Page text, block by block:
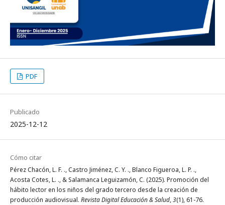
PDF
Publicado
2025-12-12
Cómo citar
Pérez Chacón, L. F. ., Castro Jiménez, C. Y. ., Blanco Figueroa, L. P. .,
Acosta Cotes, L. ., & Salamanca Leguizamón, C. (2025). Promoción del
hábito lector en los niños del grado tercero desde la creación de
producción audiovisual. Revista Digital Educación & Salud,3(1), 61-76.